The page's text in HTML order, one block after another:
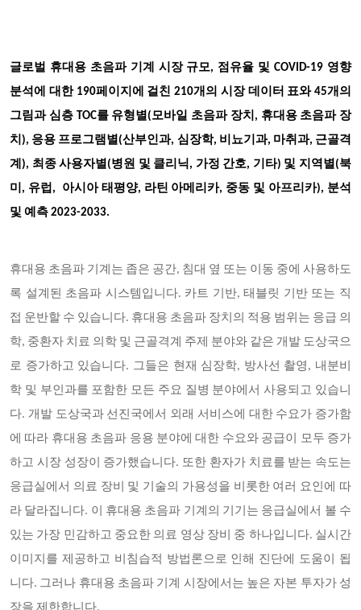
글로벌 휴대용 초음파 기계 시장 규모, 점유율 및 COVID-19 영향
분석에 대한 190페이지에 걸친 210개의 시장 데이터 표와 45개의
그림과 심층 TOC를 유형별(모바일 초음파 장치, 휴대용 초음파 장
치), 응용 프로그램별(산부인과, 심장학, 비뇨기과, 마취과, 근골격
계), 최종 사용자별(병원 및 클리닉, 가정 간호, 기타) 및 지역별(북
미, 유럽, 아시아 태평양, 라틴 아메리카, 중동 및 아프리카), 분석
및 예측 2023-2033.
휴대용 초음파 기계는 좁은 공간, 침대 옆 또는 이동 중에 사용하도
록 설계된 초음파 시스템입니다. 카트 기반, 태블릿 기반 또는 직
접 운반할 수 있습니다. 휴대용 초음파 장치의 적용 범위는 응급 의
학, 중환자 치료 의학 및 근골격계 주제 분야와 같은 개발 도상국으
로 증가하고 있습니다. 그들은 현재 심장학, 방사선 촬영, 내분비
학 및 부인과를 포함한 모든 주요 질병 분야에서 사용되고 있습니
다. 개발 도상국과 선진국에서 외래 서비스에 대한 수요가 증가함
에 따라 휴대용 초음파 응용 분야에 대한 수요와 공급이 모두 증가
하고 시장 성장이 증가했습니다. 또한 환자가 치료를 받는 속도는
응급실에서 의료 장비 및 기술의 가용성을 비롯한 여러 요인에 따
라 달라집니다. 이 휴대용 초음파 기계의 기기는 응급실에서 볼 수
있는 가장 민감하고 중요한 의료 영상 장비 중 하나입니다. 실시간
이미지를 제공하고 비침습적 방법론으로 인해 진단에 도움이 됩
니다. 그러나 휴대용 초음파 기계 시장에서는 높은 자본 투자가 성